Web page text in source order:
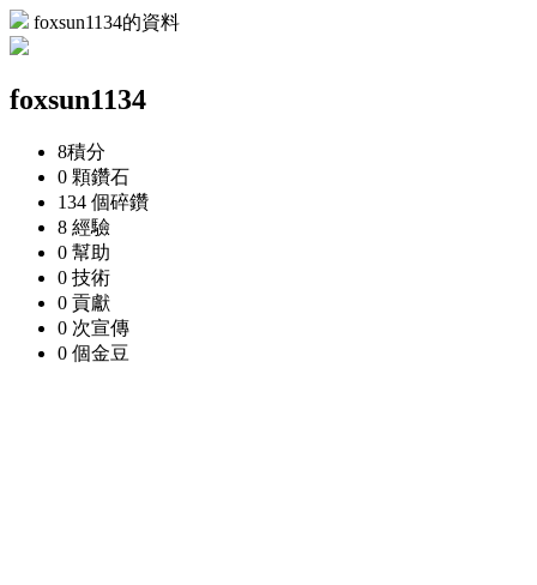
foxsun1134的資料
foxsun1134
8積分
0 顆鑽石
134 個碎鑽
8 經驗
0 幫助
0 技術
0 貢獻
0 次宣傳
0 個金豆